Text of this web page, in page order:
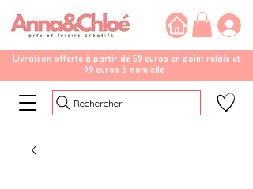
Livraison offerte à partir de 59 euros en point relais et
99 euros à domicile !
Rechercher